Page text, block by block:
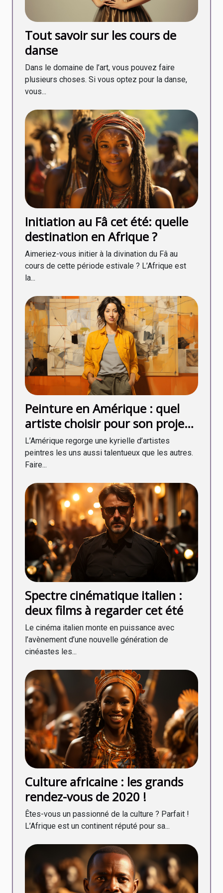
Tout savoir sur les cours de
danse
Dans le domaine de l’art, vous pouvez faire
plusieurs choses. Si vous optez pour la danse,
vous...
Initiation au Fâ cet été: quelle
destination en Afrique ?
Aimeriez-vous initier à la divination du Fâ au
cours de cette période estivale ? L’Afrique est
la...
Peinture en Amérique : quel
artiste choisir pour son projet
en 2020 ?
L’Amérique regorge une kyrielle d’artistes
peintres les uns aussi talentueux que les autres.
Faire...
Spectre cinématique italien :
deux films à regarder cet été
Le cinéma italien monte en puissance avec
l’avènement d’une nouvelle génération de
cinéastes les...
Culture africaine : les grands
rendez-vous de 2020 !
Êtes-vous un passionné de la culture ? Parfait !
L’Afrique est un continent réputé pour sa...